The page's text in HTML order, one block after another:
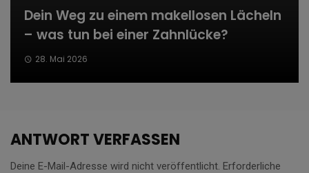
Dein Weg zu einem makellosen Lächeln
– was tun bei einer Zahnlücke?
28. Mai 2026
ANTWORT VERFASSEN
Deine E-Mail-Adresse wird nicht veröffentlicht. Erforderliche